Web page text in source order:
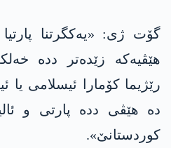
گۆت ژی: «یەکگرتنا
هێڤیەکە زێدەتر ددە
رێژیما کۆمارا ئیسلامی
دە هێڤی ددە پارتی و
کوردستانێ».